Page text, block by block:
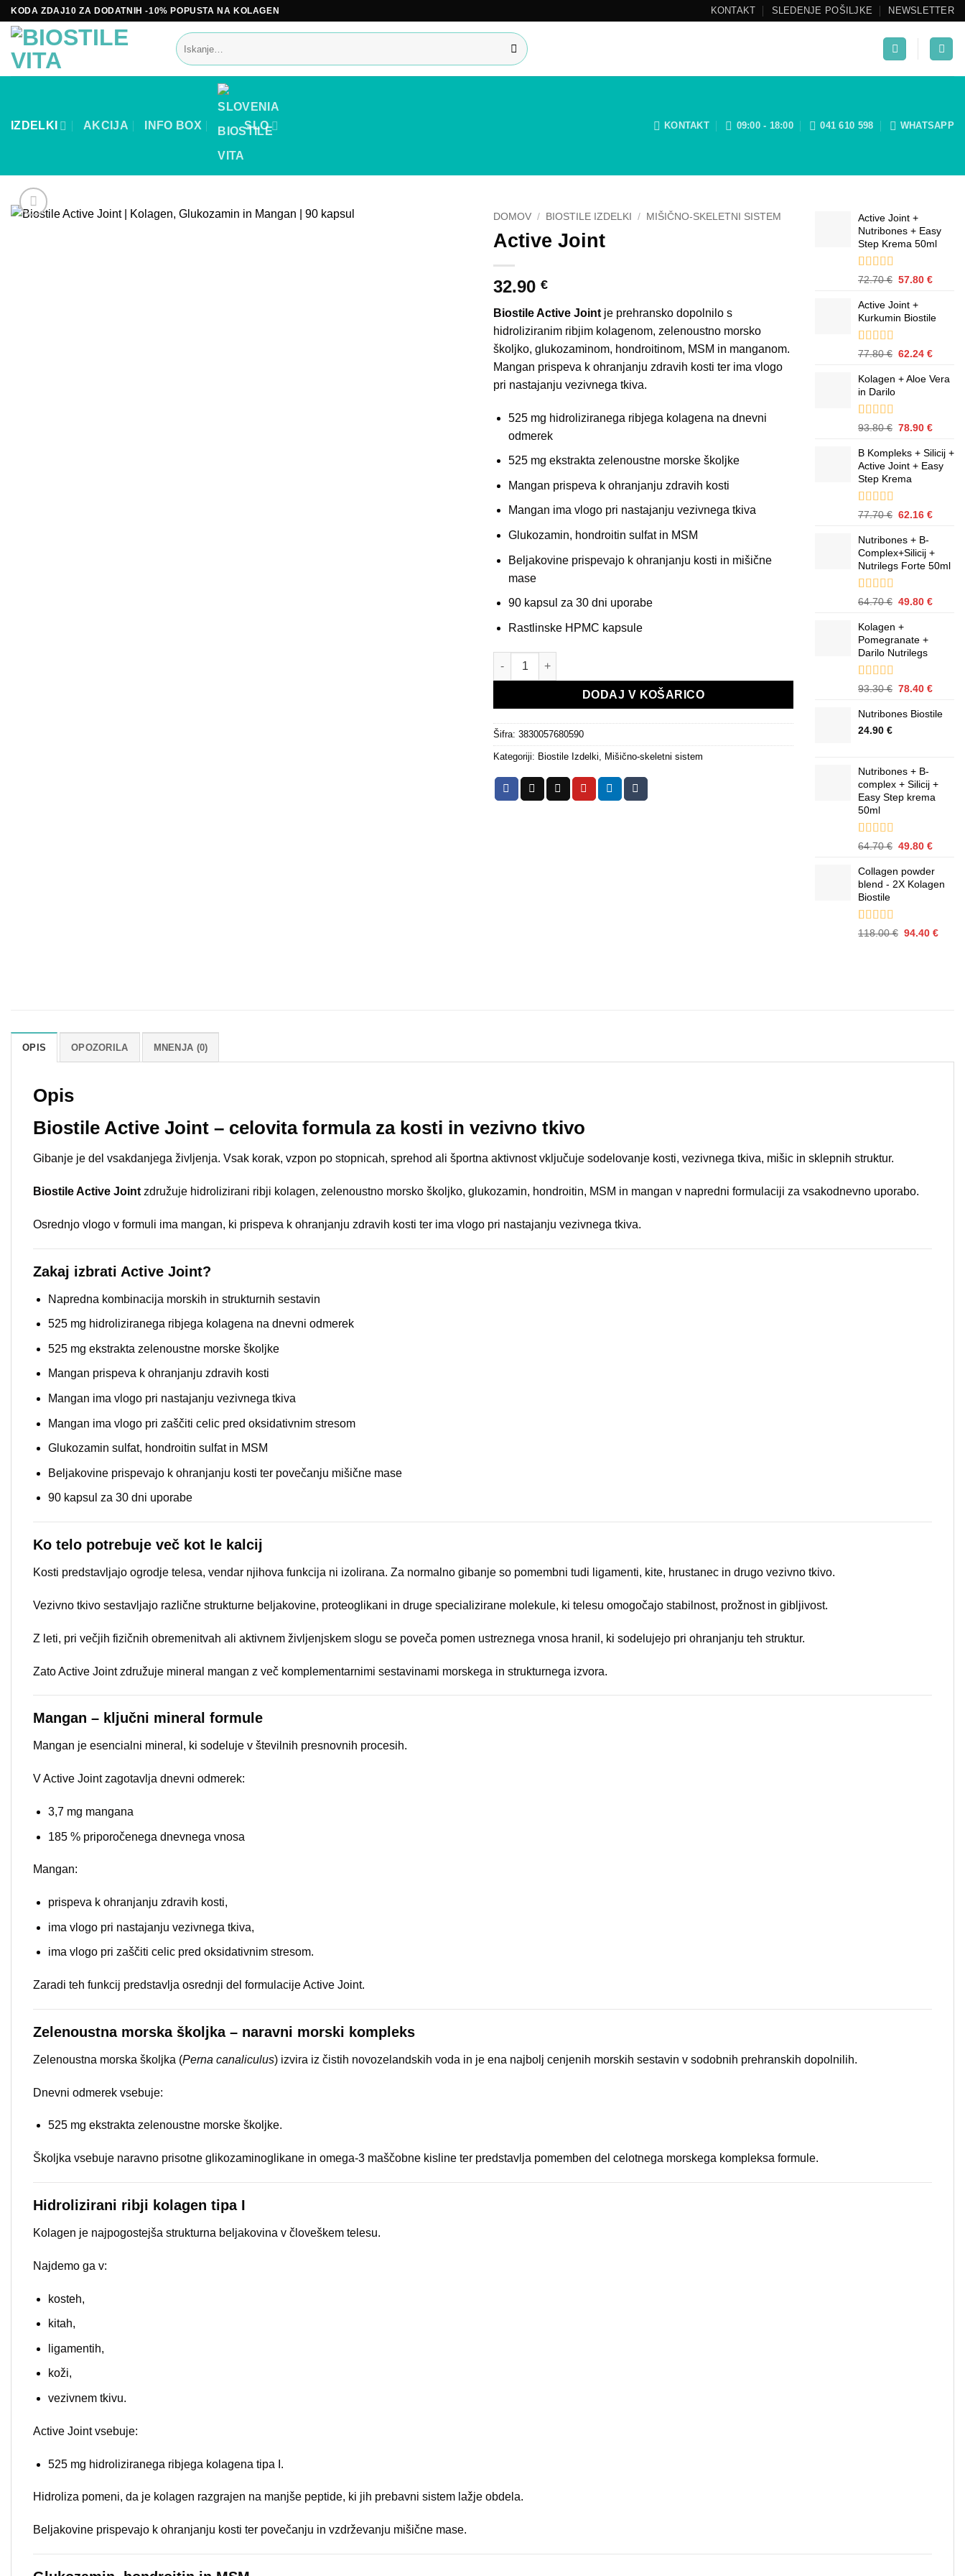
Skoči
na
vsebino
KODA ZDAJ10 ZA DODATNIH -10% POPUSTA NA KOLAGEN KONTAKT SLEDENJE POŠILJKE NEWSLETTER
Išči:
IZDELKI AKCIJA INFO BOX SLO KONTAKT 09:00 - 18:00 041 610 598 WHATSAPP
DOMOV / BIOSTILE IZDELKI / MIŠIČNO-SKELETNI SISTEM
Active Joint
32.90 €
Biostile Active Joint je prehransko dopolnilo s
hidroliziranim ribjim kolagenom, zelenoustno morsko
školjko, glukozaminom, hondroitinom, MSM in manganom.
Mangan prispeva k ohranjanju zdravih kosti ter ima vlogo
pri nastajanju vezivnega tkiva.
525 mg hidroliziranega ribjega kolagena na dnevni
odmerek
525 mg ekstrakta zelenoustne morske školjke
Mangan prispeva k ohranjanju zdravih kosti
Mangan ima vlogo pri nastajanju vezivnega tkiva
Glukozamin, hondroitin sulfat in MSM
Beljakovine prispevajo k ohranjanju kosti in mišične
mase
90 kapsul za 30 dni uporabe
Rastlinske HPMC kapsule
Active Joint količina
DODAJ V KOŠARICO
Šifra: 3830057680590
Kategoriji: Biostile Izdelki, Mišično-skeletni sistem
Active Joint +
Nutribones + Easy
Step Krema 50ml
Ocenjeno z
podlagi
ocene
1
stranke
72.70€ Izvirna
je
bila:
57.80€
57.80
Active Joint +
Kurkumin Biostile
Ocenjeno z
podlagi
ocene
1
stranke
77.80€ Izvirna
je
62.24€
je:
Kolagen + Aloe Vera
in Darilo
Ocenjeno z
podlagi
ocene
3
strank
93.80€ Izvirna
je
bila:
93.80 €.
78.90€
je:
78.90
B Kompleks + Silicij +
Active Joint + Easy
Step Krema
Ocenjeno z
podlagi
ocene
1
stranke
77.70€ Izvirna
je
bila:
77.70 €.
62.16€
62.16
Nutribones + B-
Complex+Silicij +
Nutrilegs Forte 50ml
Ocenjeno z
podlagi
ocene
1
stranke
64.70€ Izvirna
je
bila:
64.70 €.
49.80€
Kolagen +
Pomegranate +
Darilo Nutrilegs
Ocenjeno z
podlagi
3
93.30€ Izvirna
je
78.40€
je:
Nutribones Biostile
24.90 €
Nutribones + B-
complex + Silicij +
Easy Step krema
50ml
Ocenjeno z
podlagi
ocene
2
strank
64.70€ Izvirna
je
bila:
49.80€
je:
49.80
Collagen powder
blend - 2X Kolagen
Biostile
Ocenjeno z
8
118.00€ Izvirna
94.40€
OPIS OPOZORILA MNENJA (0)
Opis
Biostile Active Joint – celovita formula za kosti in vezivno tkivo
Gibanje je del vsakdanjega življenja. Vsak korak, vzpon po stopnicah, sprehod ali športna aktivnost vključuje sodelovanje kosti, vezivnega tkiva, mišic in sklepnih struktur.
Biostile Active Joint združuje hidrolizirani ribji kolagen, zelenoustno morsko školjko, glukozamin, hondroitin, MSM in mangan v napredni formulaciji za vsakodnevno uporabo.
Osrednjo vlogo v formuli ima mangan, ki prispeva k ohranjanju zdravih kosti ter ima vlogo pri nastajanju vezivnega tkiva.
Zakaj izbrati Active Joint?
Napredna kombinacija morskih in strukturnih sestavin
525 mg hidroliziranega ribjega kolagena na dnevni odmerek
525 mg ekstrakta zelenoustne morske školjke
Mangan prispeva k ohranjanju zdravih kosti
Mangan ima vlogo pri nastajanju vezivnega tkiva
Mangan ima vlogo pri zaščiti celic pred oksidativnim stresom
Glukozamin sulfat, hondroitin sulfat in MSM
Beljakovine prispevajo k ohranjanju kosti ter povečanju mišične mase
90 kapsul za 30 dni uporabe
Ko telo potrebuje več kot le kalcij
Kosti predstavljajo ogrodje telesa, vendar njihova funkcija ni izolirana. Za normalno gibanje so pomembni tudi ligamenti, kite, hrustanec in drugo vezivno tkivo.
Vezivno tkivo sestavljajo različne strukturne beljakovine, proteoglikani in druge specializirane molekule, ki telesu omogočajo stabilnost, prožnost in gibljivost.
Z leti, pri večjih fizičnih obremenitvah ali aktivnem življenjskem slogu se poveča pomen ustreznega vnosa hranil, ki sodelujejo pri ohranjanju teh struktur.
Zato Active Joint združuje mineral mangan z več komplementarnimi sestavinami morskega in strukturnega izvora.
Mangan – ključni mineral formule
Mangan je esencialni mineral, ki sodeluje v številnih presnovnih procesih.
V Active Joint zagotavlja dnevni odmerek:
3,7 mg mangana
185 % priporočenega dnevnega vnosa
Mangan:
prispeva k ohranjanju zdravih kosti,
ima vlogo pri nastajanju vezivnega tkiva,
ima vlogo pri zaščiti celic pred oksidativnim stresom.
Zaradi teh funkcij predstavlja osrednji del formulacije Active Joint.
Zelenoustna morska školjka – naravni morski kompleks
Zelenoustna morska školjka (Perna canaliculus) izvira iz čistih novozelandskih voda in je ena najbolj cenjenih morskih sestavin v sodobnih prehranskih dopolnilih.
Dnevni odmerek vsebuje:
525 mg ekstrakta zelenoustne morske školjke.
Školjka vsebuje naravno prisotne glikozaminoglikane in omega-3 maščobne kisline ter predstavlja pomemben del celotnega morskega kompleksa formule.
Hidrolizirani ribji kolagen tipa I
Kolagen je najpogostejša strukturna beljakovina v človeškem telesu.
Najdemo ga v:
kosteh,
kitah,
ligamentih,
koži,
vezivnem tkivu.
Active Joint vsebuje:
525 mg hidroliziranega ribjega kolagena tipa I.
Hidroliza pomeni, da je kolagen razgrajen na manjše peptide, ki jih prebavni sistem lažje obdela.
Beljakovine prispevajo k ohranjanju kosti ter povečanju in vzdrževanju mišične mase.